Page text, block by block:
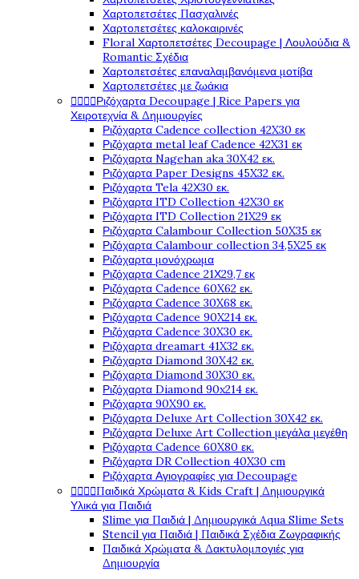
Χαρτοπετσέτες Πασχαλινές
Χαρτοπετσέτες καλοκαιρινές
Floral Χαρτοπετσέτες Decoupage | Λουλούδια &
Romantic Σχέδια
Χαρτοπετσέτες επαναλαμβανόμενα μοτίβα
Χαρτοπετσέτες με ζωάκια
Ριζόχαρτα Decoupage | Rice Papers για
Χειροτεχνία & Δημιουργίες
Ριζόχαρτα Cadence collection 42X30 εκ
Ριζόχαρτα metal leaf Cadence 42X31 εκ
Ριζόχαρτα Nagehan aka 30X42 εκ.
Ριζόχαρτα Paper Designs 45X32 εκ.
Ριζόχαρτα Tela 42Χ30 εκ.
Ριζόχαρτα ITD Collection 42X30 εκ
Ριζόχαρτα ITD Collection 21X29 εκ
Ριζόχαρτα Calambour Collection 50X35 εκ
Ριζόχαρτα Calambour collection 34,5X25 εκ
Ριζόχαρτα μονόχρωμα
Ριζόχαρτα Cadence 21Χ29,7 εκ
Ριζόχαρτα Cadence 60X62 εκ.
Ριζόχαρτα Cadence 30X68 εκ.
Ριζόχαρτα Cadence 90X214 εκ.
Ριζόχαρτα Cadence 30X30 εκ.
Ριζόχαρτα dreamart 41X32 εκ.
Ριζόχαρτα Diamond 30X42 εκ.
Ριζόχαρτα Diamond 30X30 εκ.
Ριζόχαρτα Diamond 90x214 εκ.
Ριζόχαρτα 90X90 εκ.
Ριζόχαρτα Deluxe Art Collection 30X42 εκ.
Ριζόχαρτα Deluxe Art Collection μεγάλα μεγέθη
Ριζόχαρτα Cadence 60X80 εκ.
Ριζόχαρτα DR Collection 40X30 cm
Ριζόχαρτα Αγιογραφίες για Decoupage
Παιδικά Χρώματα & Kids Craft | Δημιουργικά
Υλικά για Παιδιά
Slime για Παιδιά | Δημιουργικά Aqua Slime Sets
Stencil για Παιδιά | Παιδικά Σχέδια Ζωγραφικής
Παιδικά Χρώματα & Δακτυλομπογιές για
Δημιουργία